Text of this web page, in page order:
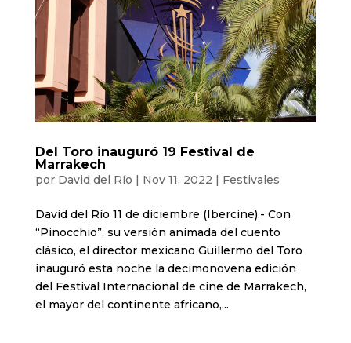
Del Toro inauguró 19 Festival de
Marrakech
por David del Río | Nov 11, 2022 | Festivales
David del Río 11 de diciembre (Ibercine).- Con
“Pinocchio”, su versión animada del cuento
clásico, el director mexicano Guillermo del Toro
inauguró esta noche la decimonovena edición
del Festival Internacional de cine de Marrakech,
el mayor del continente africano,...